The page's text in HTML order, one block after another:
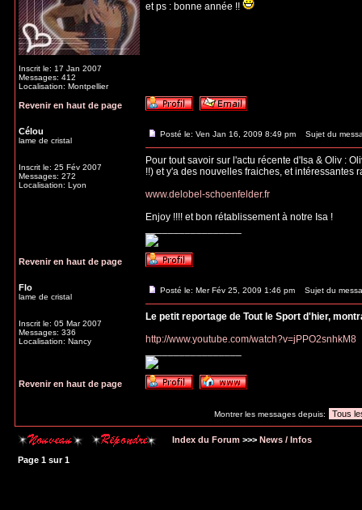
Inscrit le: 17 Jan 2007
Messages: 412
Localisation: Montpellier
et ps : bonne année !!
Revenir en haut de page
Célou
lame de cristal
Inscrit le: 25 Fév 2007
Messages: 272
Localisation: Lyon
Posté le: Ven Jan 16, 2009 8:49 pm Sujet du
Pour tout savoir sur l'actu récente d'Isa & Oliv :
!!) et y'a des nouvelles fraiches, et intéressantes
www.delobel-schoenfelder.fr
Enjoy !!!! et bon rétablissement à notre Isa !
Revenir en haut de page
Flo
lame de cristal
Inscrit le: 05 Mar 2007
Messages: 336
Localisation: Nancy
Posté le: Mer Fév 25, 2009 1:46 pm Sujet du
Le petit reportage de Tout le Sport d'hier,
http://www.youtube.com/watch?v=jPPO2snhkM8
Revenir en haut de page
Montrer les messages depuis:
Index du Forum >>> News / Infos
Page 1 sur1